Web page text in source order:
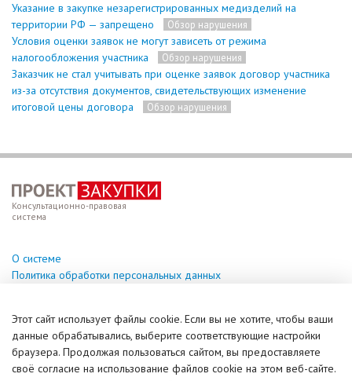
Указание в закупке незарегистрированных медизделий на
территории РФ — запрещено
Обзор нарушения
Условия оценки заявок не могут зависеть от режима
налогообложения участника
Обзор нарушения
Заказчик не стал учитывать при оценке заявок договор участника
из-за отсутствия документов, свидетельствующих изменение
итоговой цены договора
Обзор нарушения
Консультационно-правовая
система
О системе
Политика обработки персональных данных
help@vzakupki.su
Справочная информация
Этот сайт использует файлы cookie. Если вы не хотите, чтобы ваши
данные обрабатывались, выберите соответствующие настройки
браузера. Продолжая пользоваться сайтом, вы предоставляете
своё согласие на использование файлов cookie на этом веб-сайте.